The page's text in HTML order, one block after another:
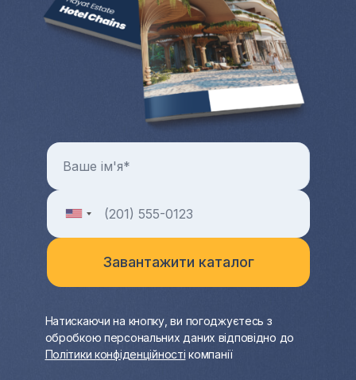
Натискаючи на кнопку, ви погоджуєтесь з
обробкою персональних даних відповідно до
Політики конфіденційності компанії